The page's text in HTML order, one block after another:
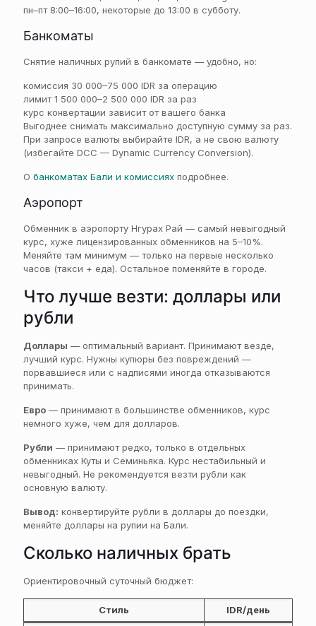
пн–пт 8:00–16:00, некоторые до 13:00 в субботу.
Банкоматы
Снятие наличных рупий в банкомате — удобно, но:
комиссия 30 000–75 000 IDR за операцию
лимит 1 500 000–2 500 000 IDR за раз
курс конвертации зависит от вашего банка
Выгоднее снимать максимально доступную сумму за раз.
При запросе валюты выбирайте IDR, а не свою валюту
(избегайте DCC — Dynamic Currency Conversion).
О банкоматах Бали и комиссиях подробнее.
Аэропорт
Обменник в аэропорту Нгурах Рай — самый невыгодный
курс, хуже лицензированных обменников на 5–10%.
Меняйте там минимум — только на первые несколько
часов (такси + еда). Остальное поменяйте в городе.
Что лучше везти: доллары или
рубли
Доллары — оптимальный вариант. Принимают везде,
лучший курс. Нужны купюры без повреждений —
порвавшиеся или с надписями иногда отказываются
принимать.
Евро — принимают в большинстве обменников, курс
немного хуже, чем для долларов.
Рубли — принимают редко, только в отдельных
обменниках Куты и Семиньяка. Курс нестабильный и
невыгодный. Не рекомендуется везти рубли как
основную валюту.
Вывод: конвертируйте рубли в доллары до поездки,
меняйте доллары на рупии на Бали.
Сколько наличных брать
Ориентировочный суточный бюджет:
Стиль IDR/день